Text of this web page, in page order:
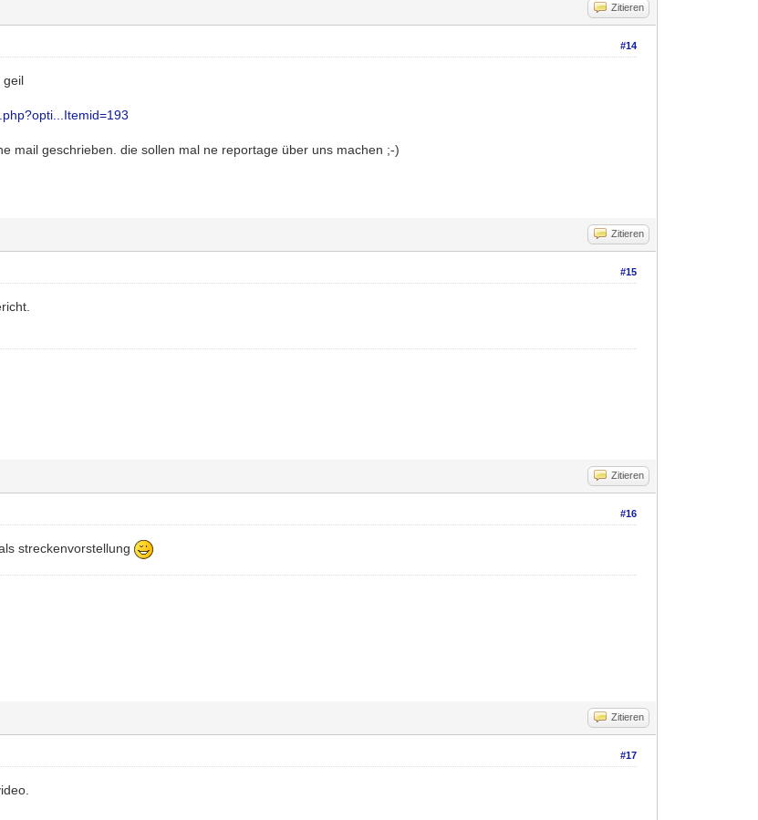
Zitieren
#14
geil
mail geschrieben. die sollen mal ne reportage über uns machen ;-)
Zitieren
#15
Zitieren
#16
streckenvorstellung
Zitieren
#17